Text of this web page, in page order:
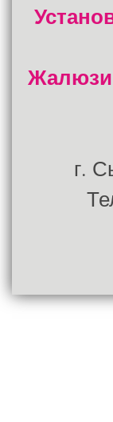
Жалюзи
г.